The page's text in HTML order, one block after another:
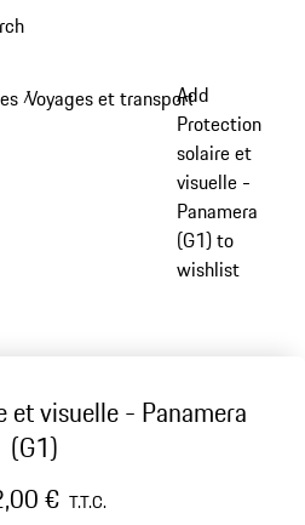
/Voyages et transports/
Add
Protection
solaire et
visuelle -
Panamera
(G1) to
wishlist
et visuelle - Panamera
(G1)
€ T.T.C.